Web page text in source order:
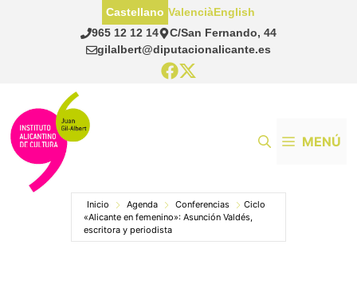
965 12 12 14
C/San Fernando, 44
gilalbert@diputacionalicante.es
Castellano ValenciàEnglish
MENÚ
Inicio Agenda Conferencias
Ciclo
«Alicante en femenino»: Asunción Valdés,
escritora y periodista